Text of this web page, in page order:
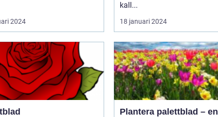
2024
kall...
18 januari 2024
Plantera palettblad – en